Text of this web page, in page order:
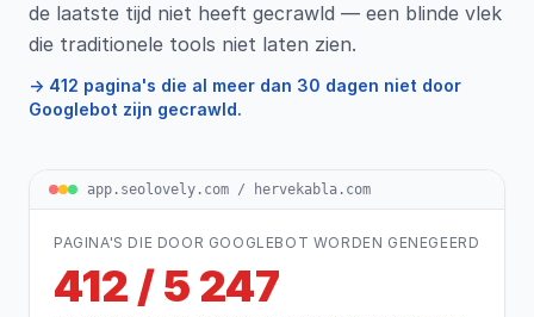
de laatste tijd niet heeft gecrawld — een blinde vlek
die traditionele tools niet laten zien.
→ 412 pagina's die al meer dan 30 dagen niet door
Googlebot zijn gecrawld.
app.seolovely.com / hervekabla.com
PAGINA'S DIE DOOR GOOGLEBOT WORDEN GENEGEERD
412 / 5 247